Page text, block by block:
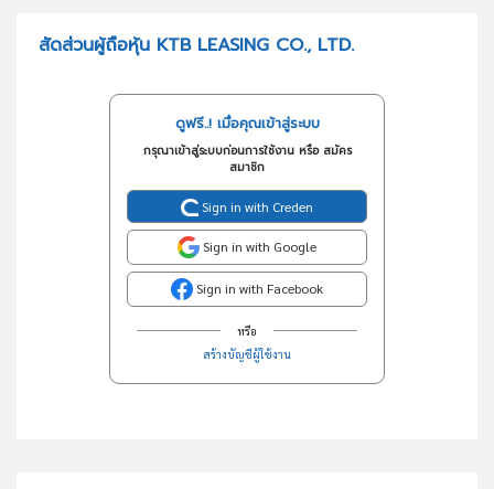
สัดส่วนผู้ถือหุ้น KTB LEASING CO., LTD.
ดูฟรี..! เมื่อคุณเข้าสู่ระบบ
กรุณาเข้าสู่ระบบก่อนการใช้งาน หรือ สมัคร
สมาชิก
Sign in with Creden
Sign in with Google
Sign in with Facebook
หรือ
สร้างบัญชีผู้ใช้งาน